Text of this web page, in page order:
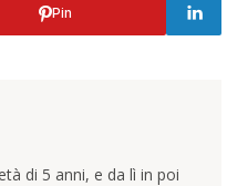
Pin
di 5 anni, e da lì in poi